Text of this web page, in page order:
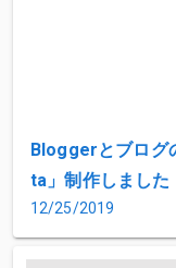
Bloggerとブログ
ta」制作しました
12/25/2019